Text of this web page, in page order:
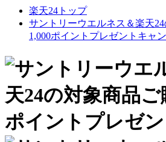
楽天24トップ
サントリーウエルネス＆楽天
1,000ポイントプレゼントキャ